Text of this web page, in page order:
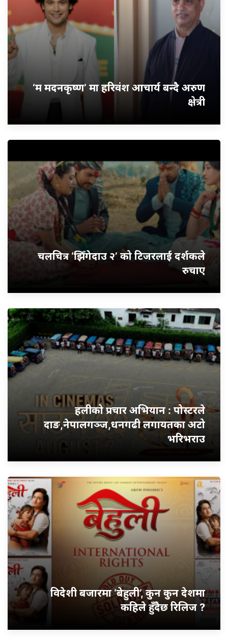
‘म मदनकृष्ण’ मा हरिवंश आचार्य बन्दै अरुण
क्षेत्री
चलचित्र ‘झिँगेदाउ २’ को टिजरलाई दर्शकले
रुचाए
हलीको प्रचार अभियान : पोस्टरले
दाङ,नेपालगञ्ज,धनगढी लगायतका अटो
भरिभराउ
विदेशी बजारमा ‘बेहुली’, कुन कुन देशमा
कहिले हुँदैछ रिलिज ?